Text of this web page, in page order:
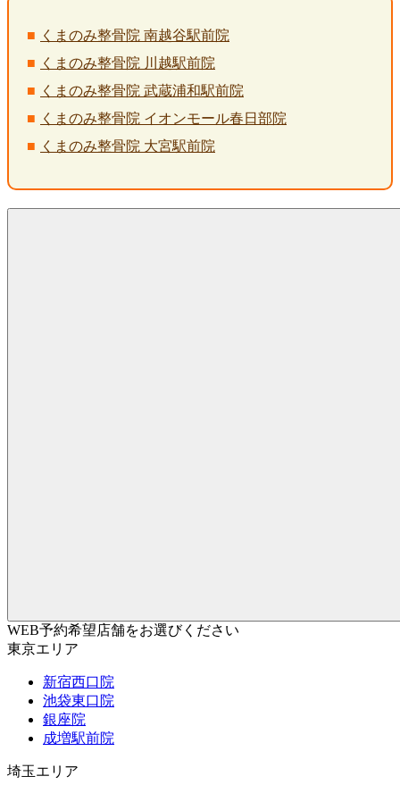
くまのみ整骨院 南越谷駅前院
くまのみ整骨院 川越駅前院
くまのみ整骨院 武蔵浦和駅前院
くまのみ整骨院 イオンモール春日部院
くまのみ整骨院 大宮駅前院
WEB予約希望店舗をお選びください
東京エリア
新宿西口院
池袋東口院
銀座院
成増駅前院
埼玉エリア